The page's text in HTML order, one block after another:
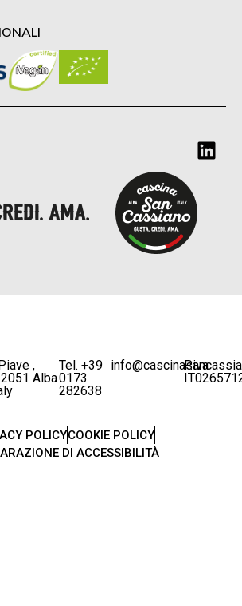
,
Alba
Tel. +39
0173
282638
P.iva
POLICYCOOKIE POLICY
DI ACCESSIBILITÀ